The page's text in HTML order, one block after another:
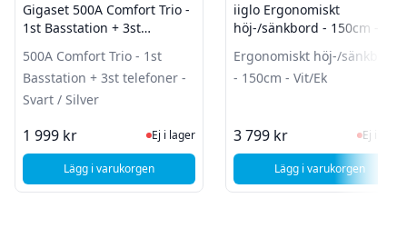
Gigaset 500A Comfort Trio -
1st Basstation + 3st
500A Comfort Trio - 1st
Basstation + 3st telefoner -
Svart / Silver
1 999 kr Ej i lager, besök produktsidan för
Ej i lager
Lägg i varukorgen, Gigaset 500A Comfort Trio - 1st Basstation + 3st
iiglo Ergonomiskt
höj-/sänkbord - 150cm -
Ergonomiskt höj-/sänkbord
- 150cm - Vit/Ek
3 799 kr Ej i
Ej i lager
Lägg i varukorgen
, iiglo